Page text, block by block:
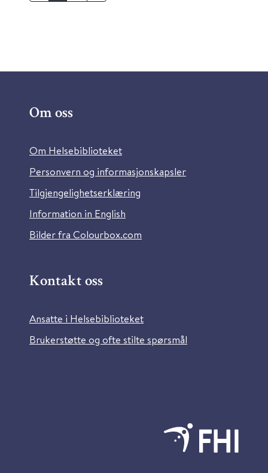
Om oss
Om Helsebiblioteket
Personvern og informasjonskapsler
Tilgjengelighetserklæring
Information in English
Bilder fra Colourbox.com
Kontakt oss
Ansatte i Helsebiblioteket
Brukerstøtte og ofte stilte spørsmål